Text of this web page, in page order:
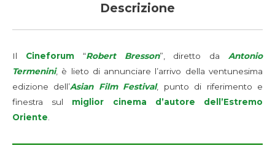
Descrizione
Il Cineforum“Robert Bresson”, diretto daAntonio
Termenini, è lieto di annunciare l’arrivo della ventunesima
edizione dell’Asian Film Festival, punto di riferimento e
finestra sul miglior cinema d’autore dell’Estremo
Oriente.